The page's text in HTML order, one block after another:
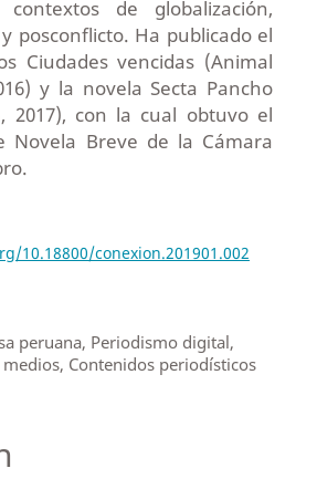
de globalización,
posconflicto. Ha publicado el
Ciudades vencidas (Animal
y la novela Secta Pancho
2017), con la cual obtuvo el
Novela Breve de la Cámara
10.18800/conexion.201901.002
peruana, Periodismo digital,
Contenidos periodísticos